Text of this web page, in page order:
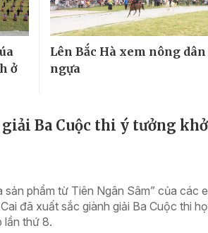
ở
Lên Bắc Hà xem nông dân
ngựa
Ba Cuộc thi ý tưởng
sản phẩm từ Tiên Ngân Sâm” của các
đã xuất sắc giành giải Ba Cuộc thi
lần thứ 8.